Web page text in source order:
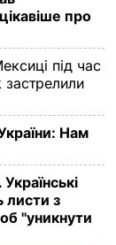
про
під час
Нам
листи з
"уникнути